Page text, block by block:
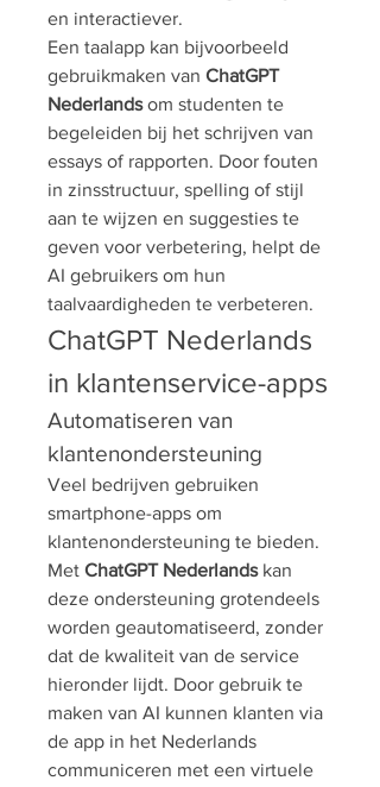
en interactiever.
Een taalapp kan bijvoorbeeld
gebruikmaken van ChatGPT
Nederlands om studenten te
begeleiden bij het schrijven van
essays of rapporten. Door fouten
in zinsstructuur, spelling of stijl
aan te wijzen en suggesties te
geven voor verbetering, helpt de
AI gebruikers om hun
taalvaardigheden te verbeteren.
ChatGPT Nederlands
in klantenservice-apps
Automatiseren van
klantenondersteuning
Veel bedrijven gebruiken
smartphone-apps om
klantenondersteuning te bieden.
Met ChatGPT Nederlands kan
deze ondersteuning grotendeels
worden geautomatiseerd, zonder
dat de kwaliteit van de service
hieronder lijdt. Door gebruik te
maken van AI kunnen klanten via
de app in het Nederlands
communiceren met een virtuele